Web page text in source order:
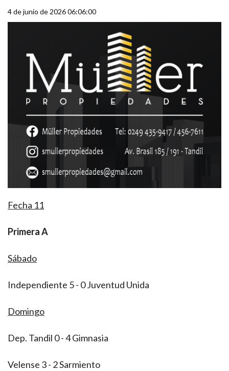
4 de junio de 2026 06:06:00
Fecha 11
Primera A
Sábado
Independiente 5 - 0 Juventud Unida
Domingo
Dep. Tandil 0 - 4 Gimnasia
Velense 3 - 2 Sarmiento